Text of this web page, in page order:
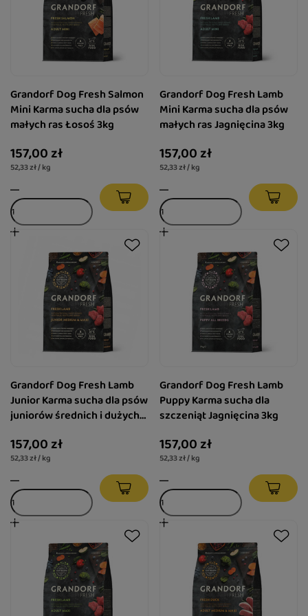
Grandorf Dog Fresh Salmon
Mini Karma sucha dla psów
małych ras Łosoś 3kg
157,00 zł
52,33 zł / kg
Grandorf Dog Fresh Lamb
Mini Karma sucha dla psów
małych ras Jagnięcina 3kg
157,00 zł
52,33 zł / kg
Grandorf Dog Fresh Lamb
Junior Karma sucha dla psów
juniorów średnich i dużych
157,00 zł
52,33 zł / kg
Grandorf Dog Fresh Lamb
Puppy Karma sucha dla
szczeniąt Jagnięcina 3kg
157,00 zł
52,33 zł / kg